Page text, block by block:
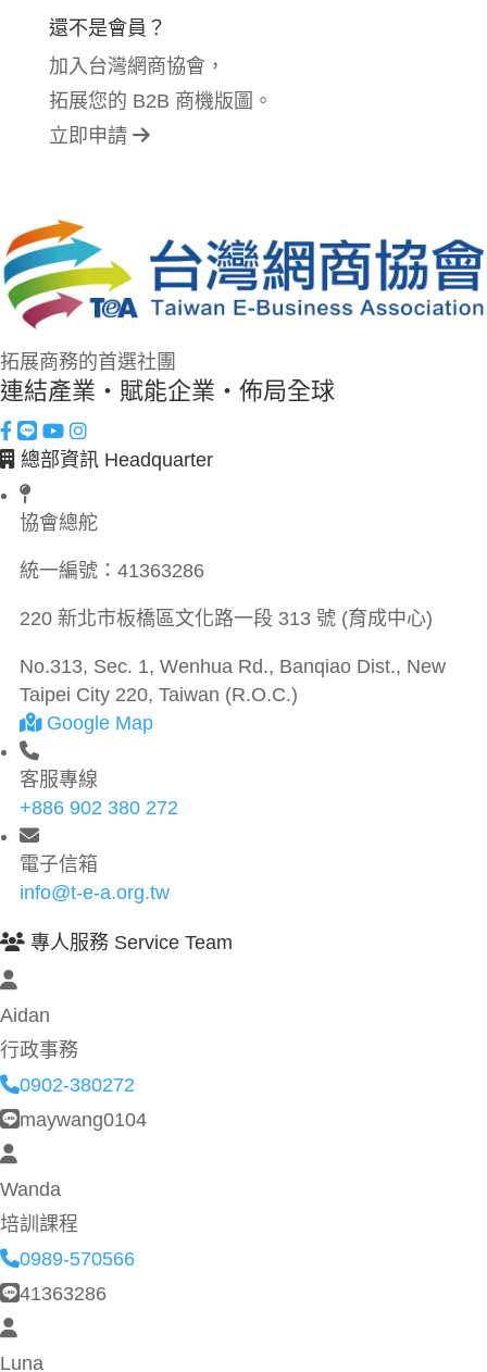
還不是會員？
加入台灣網商協會，
拓展您的 B2B 商機版圖。
立即申請
拓展商務的首選社團
連結產業・賦能企業・佈局全球
總部資訊 Headquarter
協會總舵
統一編號： 41363286
220 新北市板橋區文化路一段 313 號 (育成中心)
No.313, Sec. 1, Wenhua Rd., Banqiao Dist., New
Taipei City 220, Taiwan (R.O.C.)
Google Map
客服專線
+886 902 380 272
電子信箱
info@t-e-a.org.tw
專人服務 Service Team
Aidan
行政事務
0902-380272
maywang0104
Wanda
培訓課程
0989-570566
41363286
Luna